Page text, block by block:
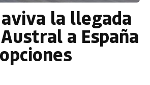
la llegada
a España